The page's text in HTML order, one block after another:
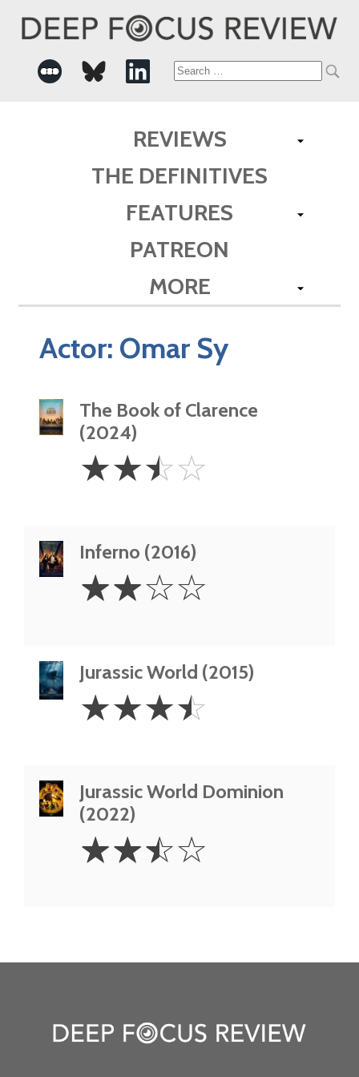
Search
REVIEWS
THE DEFINITIVES
FEATURES
PATREON
MORE
Actor: Omar Sy
The Book of Clarence
(2024)
2.5
Stars
☆☆☆☆
Inferno (2016)
Stars
☆☆☆☆
Jurassic World (2015)
3.5
Stars
☆☆☆☆
Jurassic World Dominion
(2022)
2.5
Stars
☆☆☆☆